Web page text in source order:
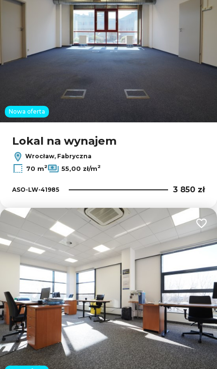
Leaflet|© OpenMapTiles© OpenStreetMap contributors
Nowa oferta
Lokal na wynajem
Wrocław, Fabryczna
70 m2 55,00 zł/m2
ASO-LW-41985 3 850 zł